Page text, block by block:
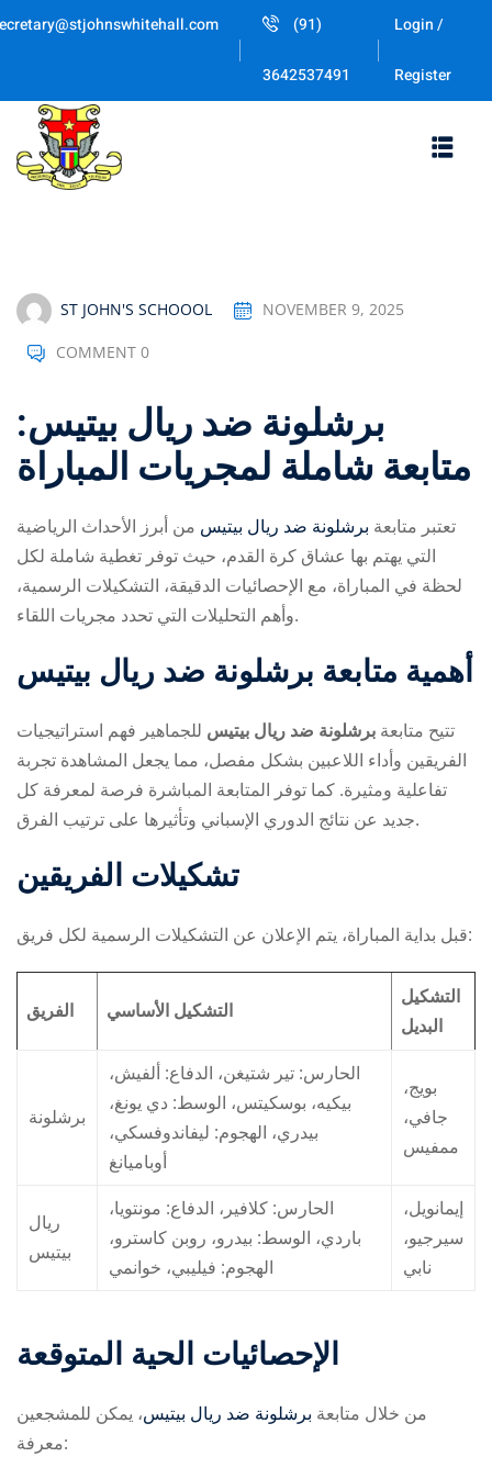
Skip
(91)
3642537491
Login /
Register
ST JOHN'S SCHOOOL NOVEMBER 9, 2025
COMMENT 0
برشلونة ضد ريال بيتيس:
متابعة شاملة لمجريات المباراة
تعتبر متابعة برشلونة ضد ريال بيتيس من أبرز الأحداث الرياضية
التي يهتم بها عشاق كرة القدم، حيث توفر تغطية شاملة لكل
لحظة في المباراة، مع الإحصائيات الدقيقة، التشكيلات الرسمية،
وأهم التحليلات التي تحدد مجريات اللقاء.
أهمية متابعة برشلونة ضد ريال بيتيس
تتيح متابعة برشلونة ضد ريال بيتيس للجماهير فهم استراتيجيات
الفريقين وأداء اللاعبين بشكل مفصل، مما يجعل المشاهدة تجربة
تفاعلية ومثيرة. كما توفر المتابعة المباشرة فرصة لمعرفة كل
جديد عن نتائج الدوري الإسباني وتأثيرها على ترتيب الفرق.
تشكيلات الفريقين
قبل بداية المباراة، يتم الإعلان عن التشكيلات الرسمية لكل فريق:
الفريق التشكيل الأساسي
التشكيل
البديل
برشلونة
الحارس: تير شتيغن، الدفاع: ألفيش،
بيكيه، بوسكيتس، الوسط: دي يونغ،
بيدري، الهجوم: ليفاندوفسكي،
أوباميانغ
بويج،
جافي،
ممفيس
ريال
بيتيس
الحارس: كلافير، الدفاع: مونتويا،
باردي، الوسط: بيدرو، روبن كاسترو،
الهجوم: فيليبي، خوانمي
إيمانويل،
سيرجيو،
نابي
الإحصائيات الحية المتوقعة
من خلال متابعة برشلونة ضد ريال بيتيس، يمكن للمشجعين
معرفة: